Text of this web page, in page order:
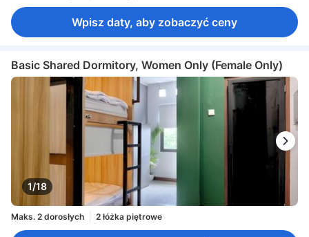
Wpisz daty, aby zobaczyć ceny
Basic Shared Dormitory, Women Only (Female Only)
1/18
Maks. 2 dorosłych 2 łóżka piętrowe